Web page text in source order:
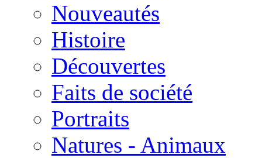
Nouveautés
Histoire
Découvertes
Faits de société
Portraits
Natures - Animaux